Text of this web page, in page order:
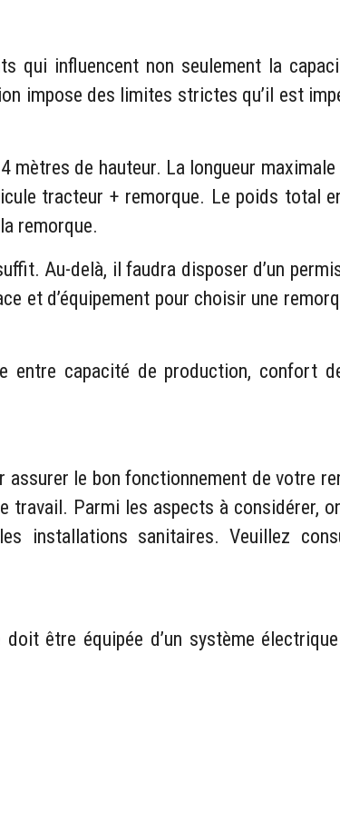
qui influencent non seulement la
impose des limites strictes qu’il est
de hauteur. La longueur
tracteur + remorque. Le poids total
remorque.
Au-delà, il faudra disposer d’un
et d’équipement pour choisir une
capacité de production, confort
le bon fonctionnement de votre
Parmi les aspects à considérer,
installations sanitaires. Veuillez
être équipée d’un système